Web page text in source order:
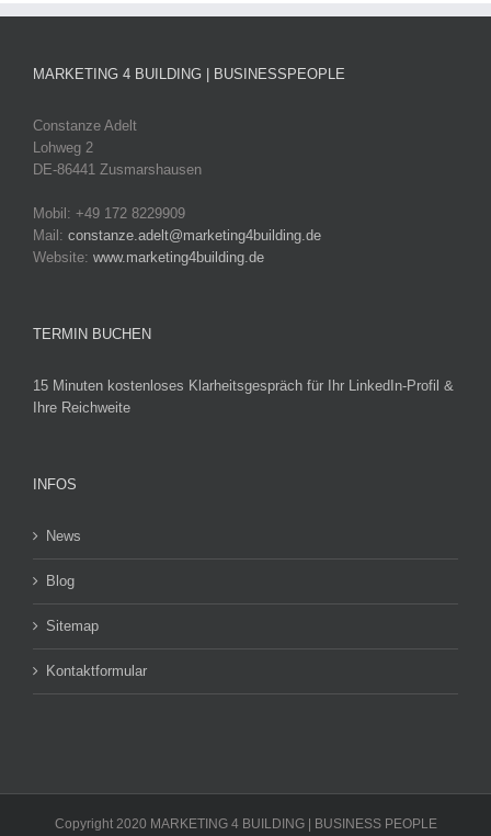
MARKETING 4 BUILDING | BUSINESSPEOPLE
Constanze Adelt
Lohweg 2
DE-86441 Zusmarshausen
Mobil: +49 172 8229909
Mail: constanze.adelt@marketing4building.de
Website: www.marketing4building.de
TERMIN BUCHEN
15 Minuten kostenloses Klarheitsgespräch für Ihr LinkedIn-Profil &
Ihre Reichweite
INFOS
News
Blog
Sitemap
Kontaktformular
Copyright 2020 MARKETING 4 BUILDING | BUSINESS PEOPLE